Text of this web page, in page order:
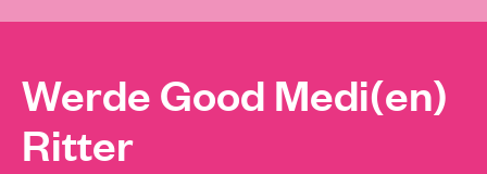
Werde Good Medi(en)
Ritter